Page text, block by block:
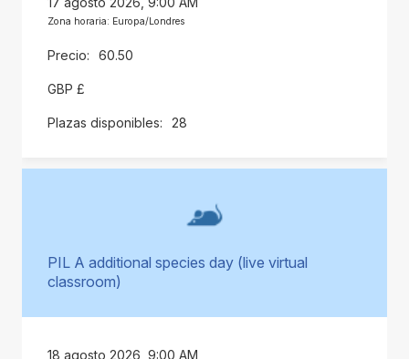
Zona horaria: Europa/Londres
60.50
GBP £
28
PIL A additional species day (live virtual
classroom)
18 agosto 2026, 9:00 AM